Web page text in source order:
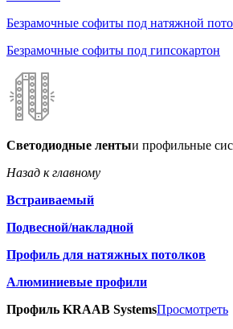
Безрамочные софиты под натяжной
Безрамочные софиты под гипсокартон
Светодиодные лентыи профильные
Назад к главному
Встраиваемый
Подвесной/накладной
Профиль для натяжных потолков
Алюминиевые профили
Профиль KRAAB SystemsПросмотреть